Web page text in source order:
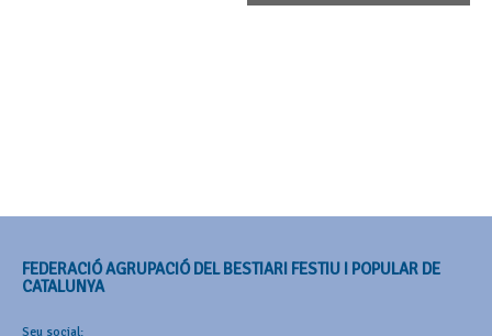
FEDERACIÓ AGRUPACIÓ DEL BESTIARI FESTIU I POPULAR DE
CATALUNYA
Seu social: